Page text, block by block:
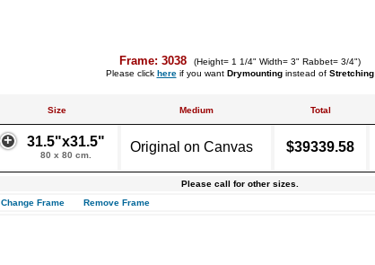
Frame: 3038
(Height= 1 1/4" Width= 3" Rabbet= 3/4")
Please click hereif you want Drymountinginstead of Stretching
Size Medium Total
31.5"x31.5"
80 x 80 cm.
Original on Canvas $39339.58
Please call for other sizes.
Change Frame
Remove Frame